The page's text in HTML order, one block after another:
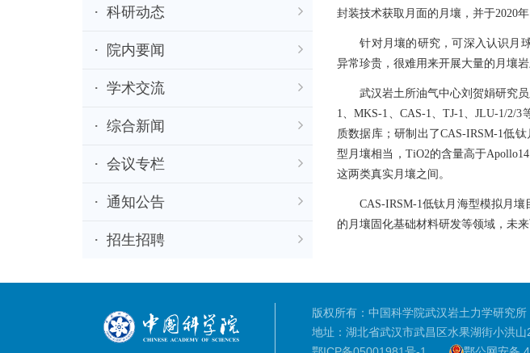
科研动态
院内要闻
学术交流
综合新闻
会议专栏
通知公告
招生招聘
封装技术获取月面的月壤，并于2020
针对月壤的研究，可深入认识月球
异常珍贵，很难用来开展大量的月壤
武汉岩土所油气中心刘贺娟研究员
1、MKS-1、CAS-1、TJ-1、JLU-1/2/
质数据库；研制出了CAS-IRSM-1低
型月壤相当，TiO2的含量高于
这两类真实月壤之间。
CAS-IRSM-1低钛月海型模拟月壤
的月壤固化基础材料研发等领域，未
版权所有：中国科学院武汉岩土力学研究
地址：湖北省武汉市武昌区水果湖街小洪山